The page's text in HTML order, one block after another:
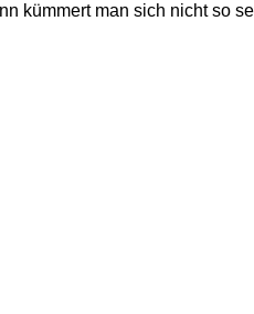
kümmert man sich nicht so